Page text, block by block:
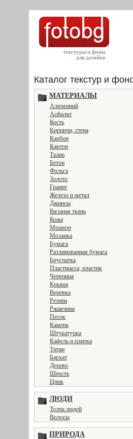
текстуры и фоны
для дизайна
Каталог текстур и
МАТЕРИАЛЫ
Алюминий
Асфальт
Кость
Кирпичи, стена
Карбон
Картон
Ткань
Бетон
Фольга
Золото
Гранит
Железо и метал
Джинсы
Вязаная ткань
Кожа
Мрамор
Мозаика
Бумага
Разлинованная бумага
Брусчатка
Пластмасса, пластик
Черепица
Крыша
Веревка
Резина
Ржавчина
Песок
Камень
Штукатурка
Кафель и плитка
Титан
Бархат
Дерево
Шерсть
Цинк
ЛЮДИ
Толпа людей
Волосы
ПРИРОДА